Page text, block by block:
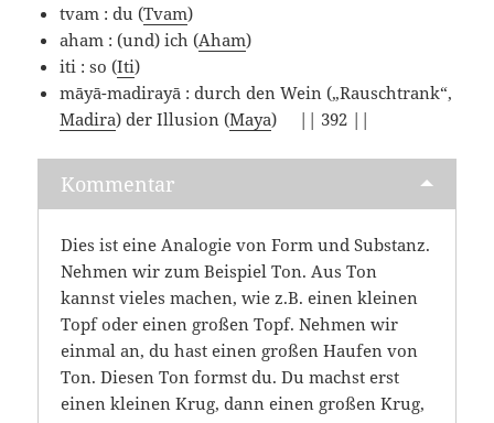
tvam : du (Tvam)
aham : (und) ich (Aham)
iti : so (Iti)
māyā-madirayā : durch den Wein („Rauschtrank“,
Madira) der Illusion (Maya) || 392 ||
Kommentar
Dies ist eine Analogie von Form und Substanz.
Nehmen wir zum Beispiel Ton. Aus Ton
kannst vieles machen, wie z.B. einen kleinen
Topf oder einen großen Topf. Nehmen wir
einmal an, du hast einen großen Haufen von
Ton. Diesen Ton formst du. Du machst erst
einen kleinen Krug, dann einen großen Krug,